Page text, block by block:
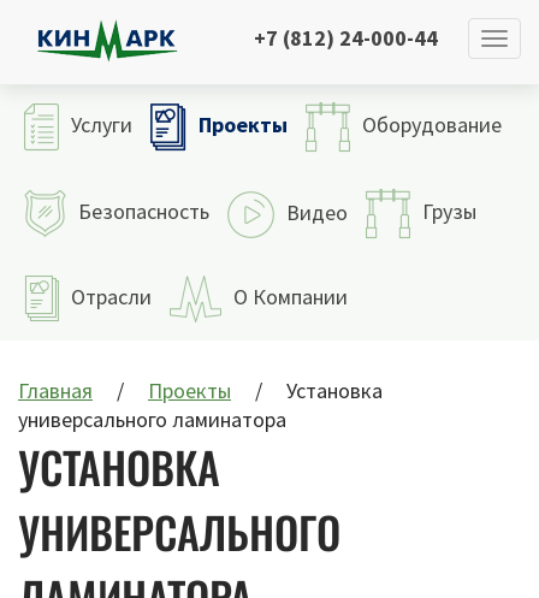
+7 (812) 24-000-44
Услуги Проекты Оборудование
Безопасность Видео Грузы
Отрасли О Компании
Главная Проекты
Установка
универсального ламинатора
УСТАНОВКА
УНИВЕРСАЛЬНОГО